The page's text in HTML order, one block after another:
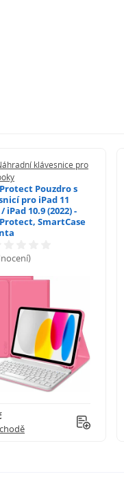
klávesnice pro
Pouzdro s
pro iPad 11
iPad 10.9 (2022) -
SmartCase